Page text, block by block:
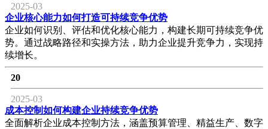
2025-03
企业核心能力如何打造可持续竞争优势
企业如何识别、评估和优化核心能力，构建长期可持续竞争优
势。通过战略路径和实操方法，助力企业提升竞争力，实现持
续增长。
20
2025-03
成本控制如何构建企业持续竞争优势
全面解析企业成本控制方法，涵盖预算管理、精益生产、数字